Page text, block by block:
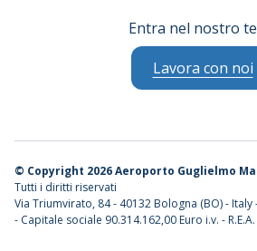
Entra nel nostro
Lavora con noi
© Copyright 2026 Aeroporto Guglielmo
Tutti i diritti riservati
Via Triumvirato, 84 - 40132 Bologna (BO) - Italy
- Capitale sociale 90.314.162,00 Euro i.v. -